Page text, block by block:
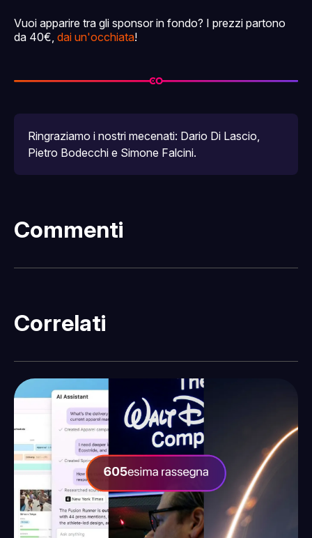
Vuoi apparire tra gli sponsor in fondo? I prezzi partono
da 40€, dai un'occhiata!
Ringraziamo i nostri mecenati: Dario Di Lascio
Pietro Bodecchi e Simone Falcini.
Commenti
Correlati